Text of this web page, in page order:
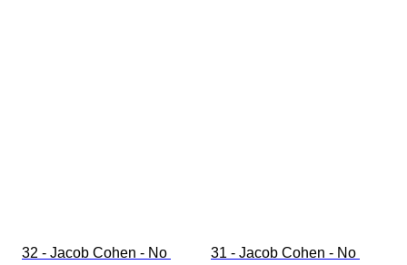
32 - Jacob Cohen - No
31 - Jacob Cohen - No